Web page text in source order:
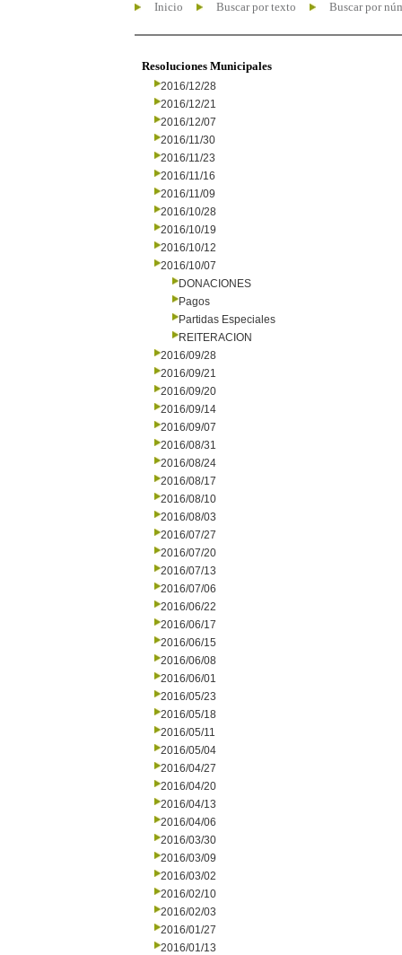
Inicio Buscar por texto Buscar por
Resoluciones Municipales
2016/12/28
2016/12/21
2016/12/07
2016/11/30
2016/11/23
2016/11/16
2016/11/09
2016/10/28
2016/10/19
2016/10/12
2016/10/07
DONACIONES
Pagos
Partidas Especiales
REITERACION
2016/09/28
2016/09/21
2016/09/20
2016/09/14
2016/09/07
2016/08/31
2016/08/24
2016/08/17
2016/08/10
2016/08/03
2016/07/27
2016/07/20
2016/07/13
2016/07/06
2016/06/22
2016/06/17
2016/06/15
2016/06/08
2016/06/01
2016/05/23
2016/05/18
2016/05/11
2016/05/04
2016/04/27
2016/04/20
2016/04/13
2016/04/06
2016/03/30
2016/03/09
2016/03/02
2016/02/10
2016/02/03
2016/01/27
2016/01/13